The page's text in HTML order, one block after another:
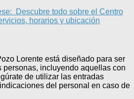
Descubre todo sobre el Centro
horarios y ubicación
Lorente está diseñado para ser
personas, incluyendo aquellas con
de utilizar las entradas
del personal en caso de